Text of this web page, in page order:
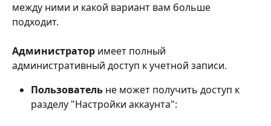
между ними и какой вариант вам больше
подходит.
Администратор имеет полный
административный доступ к учетной записи.
Пользователь не может получить доступ к
разделу "Настройки аккаунта":